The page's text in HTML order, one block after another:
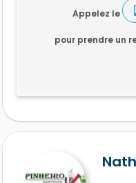
Appelez le
pour prendre un